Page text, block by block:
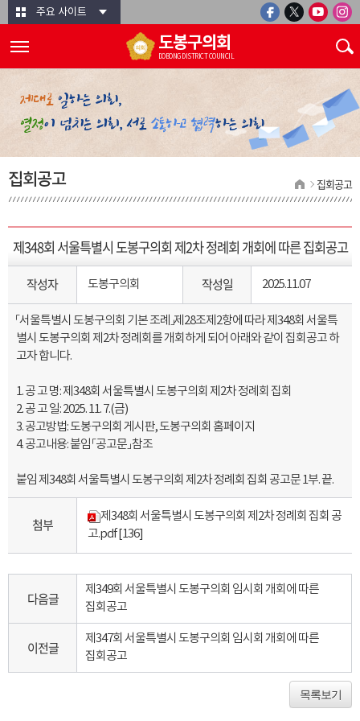
본문바로가기주요 사이트
도봉구의회
DOBONG DISTRICT COUNCIL
집회공고 집회공고
제348회 서울특별시 도봉구의회 제2차 정례회 개회에 따른 집회공고
작성자 도봉구의회 작성일 2025.11.07
「서울특별시 도봉구의회 기본 조례」제28조제2항에 따라 제348회 서울특
별시 도봉구의회 제2차 정례회를 개회하게 되어 아래와 같이 집회공고 하
고자 합니다.
1. 공 고 명: 제348회 서울특별시 도봉구의회 제2차 정례회 집회
2. 공 고 일: 2025. 11. 7.(금)
3. 공고방법: 도봉구의회 게시판, 도봉구의회 홈페이지
4. 공고내용: 붙임 「공고문」 참조
붙임 제348회 서울특별시 도봉구의회 제2차 정례회 집회 공고문 1부. 끝.
첨부
제348회 서울특별시 도봉구의회 제2차 정례회 집회 공
고.pdf [136]
다음글
제349회 서울특별시 도봉구의회 임시회 개회에 따른
집회공고
이전글
제347회 서울특별시 도봉구의회 임시회 개회에 따른
집회공고
목록보기